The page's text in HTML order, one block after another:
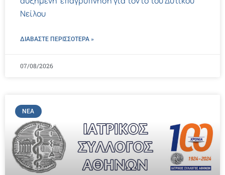
Νείλου
ΔΙΑΒΑΣΤΕ ΠΕΡΙΣΣΌΤΕΡΑ »
07/08/2026
ΝΈΑ